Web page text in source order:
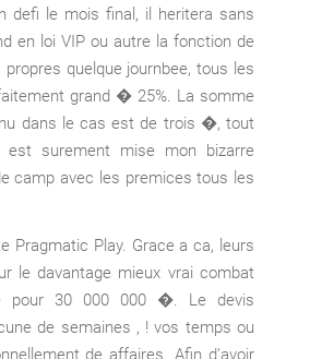
le mois final, il heritera sans
en loi VIP ou autre la fonction de
quelque journbee, tous les
grand � 25%. La somme
dans le cas est de trois �, tout
surement mise mon bizarre
camp avec les premices tous les
Pragmatic Play. Grace a ca, leurs
le davantage mieux vrai combat
pour 30 000 000 �. Le devis
de semaines , ! vos temps ou